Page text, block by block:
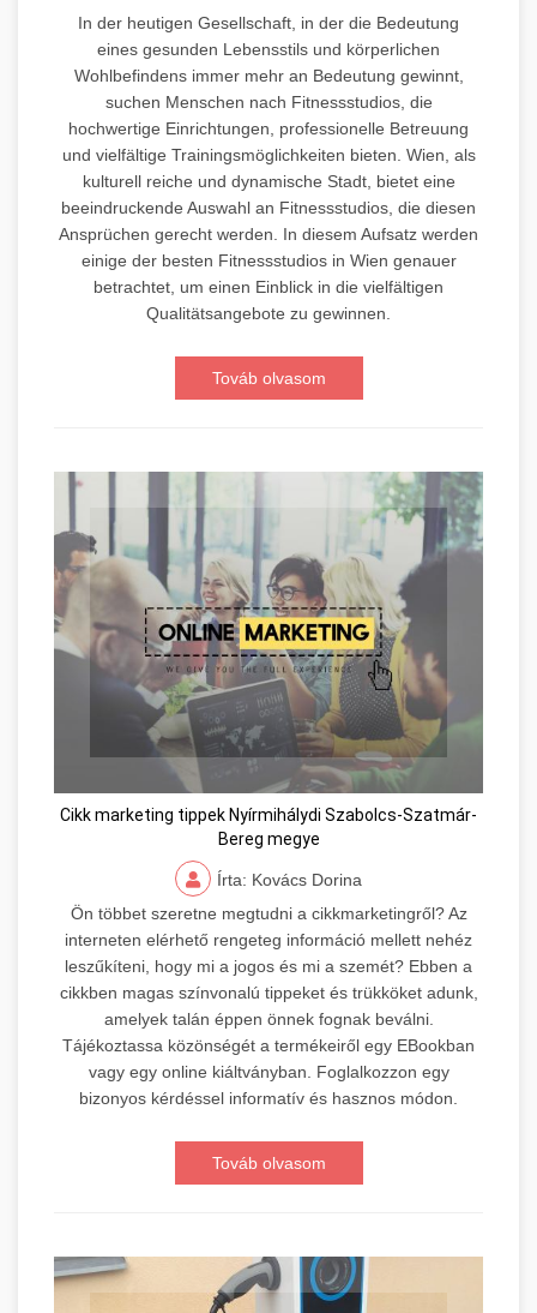
In der heutigen Gesellschaft, in der die Bedeutung
eines gesunden Lebensstils und körperlichen
Wohlbefindens immer mehr an Bedeutung gewinnt,
suchen Menschen nach Fitnessstudios, die
hochwertige Einrichtungen, professionelle Betreuung
und vielfältige Trainingsmöglichkeiten bieten. Wien, als
kulturell reiche und dynamische Stadt, bietet eine
beeindruckende Auswahl an Fitnessstudios, die diesen
Ansprüchen gerecht werden. In diesem Aufsatz werden
einige der besten Fitnessstudios in Wien genauer
betrachtet, um einen Einblick in die vielfältigen
Qualitätsangebote zu gewinnen.
Továb olvasom
Cikk marketing tippek Nyírmihálydi Szabolcs-Szatmár-
Bereg megye
Írta: Kovács Dorina
Ön többet szeretne megtudni a cikkmarketingről? Az
interneten elérhető rengeteg információ mellett nehéz
leszűkíteni, hogy mi a jogos és mi a szemét? Ebben a
cikkben magas színvonalú tippeket és trükköket adunk,
amelyek talán éppen önnek fognak beválni.
Tájékoztassa közönségét a termékeiről egy EBookban
vagy egy online kiáltványban. Foglalkozzon egy
bizonyos kérdéssel informatív és hasznos módon.
Továb olvasom